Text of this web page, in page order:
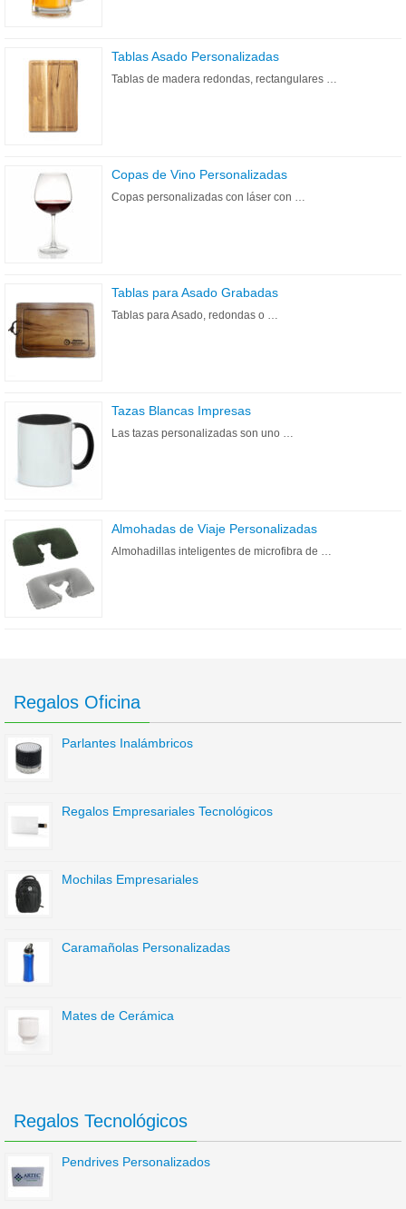
Tablas Asado Personalizadas
Tablas de madera redondas, rectangulares …
Copas de Vino Personalizadas
Copas personalizadas con láser con …
Tablas para Asado Grabadas
Tablas para Asado, redondas o …
Tazas Blancas Impresas
Las tazas personalizadas son uno …
Almohadas de Viaje Personalizadas
Almohadillas inteligentes de microfibra de …
Regalos Oficina
Parlantes Inalámbricos
Regalos Empresariales Tecnológicos
Mochilas Empresariales
Caramañolas Personalizadas
Mates de Cerámica
Regalos Tecnológicos
Pendrives Personalizados